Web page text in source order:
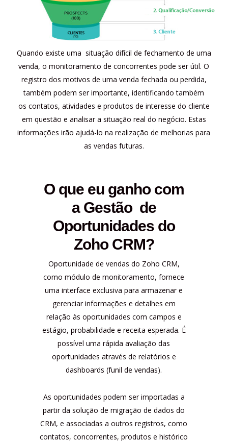
Quando existe uma situação difícil de fechamento de uma
venda, o monitoramento de concorrentes pode ser útil. O
registro dos motivos de uma venda fechada ou perdida,
também podem ser importante, identificando também
os contatos, atividades e produtos de interesse do cliente
em questão e analisar a situação real do negócio. Estas
informações irão ajudá-lo na realização de melhorias para
as vendas futuras.
O que eu ganho com
a Gestão de
Oportunidades do
Zoho CRM?
Oportunidade de vendas do Zoho CRM,
como módulo de monitoramento, fornece
uma interface exclusiva para armazenar e
gerenciar informações e detalhes em
relação às oportunidades com campos e
estágio, probabilidade e receita esperada. É
possível uma rápida avaliação das
oportunidades através de relatórios e
dashboards (funil de vendas).
As oportunidades podem ser importadas a
partir da solução de migração de dados do
CRM, e associadas a outros registros, como
contatos, concorrentes, produtos e histórico